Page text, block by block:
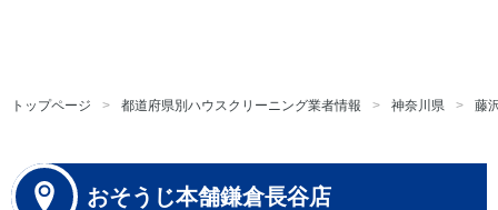
トップページ 都道府県別ハウスクリーニング業者情報 神奈川県 藤
おそうじ本舗鎌倉長谷店